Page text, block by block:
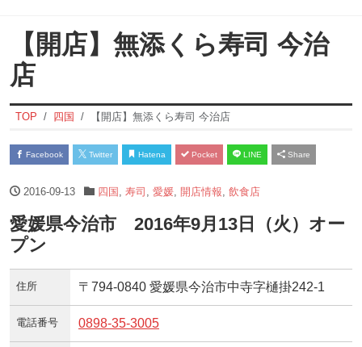
【開店】無添くら寿司 今治
店
TOP 四国 【開店】無添くら寿司 今治店
Facebook Twitter Hatena Pocket LINE Share
2016-09-13 四国 寿司 愛媛, 開店情報 飲食店
愛媛県今治市 2016年9月13日（火）オー
プン
住所 〒794-0840 愛媛県今治市中寺字樋掛242-1
電話番号 0898-35-3005